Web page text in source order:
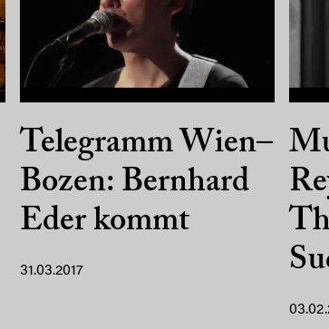
Telegramm Wien–
Bozen: Bernhard
Eder kommt
31.03.2017